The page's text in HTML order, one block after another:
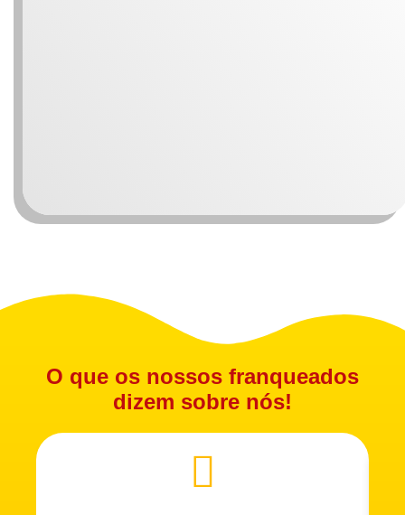
O que os nossos franqueados
dizem sobre nós!